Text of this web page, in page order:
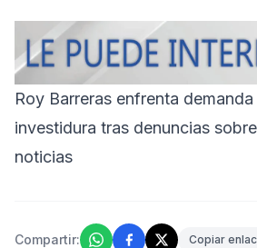
Roy Barreras enfrenta
investidura tras denuncias
noticias
Compartir: Copiar